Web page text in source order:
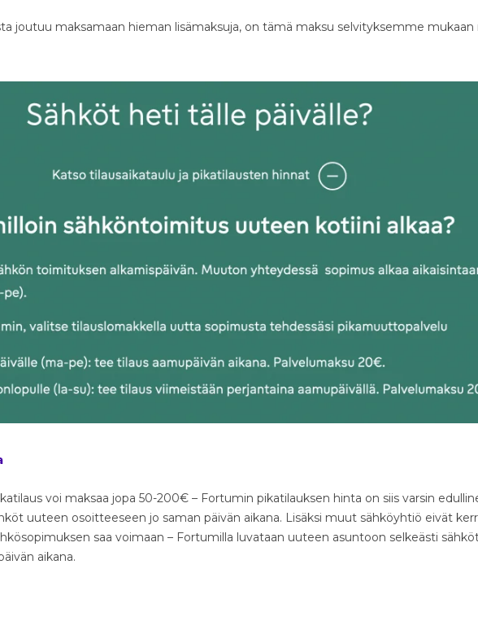
joutuu maksamaan hieman lisämaksuja, on tämä maksu selvityksemme
voi maksaa jopa 50-200€ – Fortumin pikatilauksen hinta on siis varsin
uuteen osoitteeseen jo saman päivän aikana. Lisäksi muut sähköyhtiö eivät
saa voimaan – Fortumilla luvataan uuteen asuntoon selkeästi
aikana.